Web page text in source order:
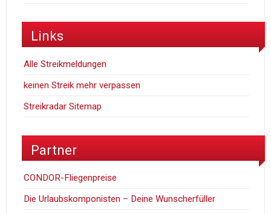
Links
Alle Streikmeldungen
keinen Streik mehr verpassen
Streikradar Sitemap
Partner
CONDOR-Fliegenpreise
Die Urlaubskomponisten – Deine Wunscherfüller